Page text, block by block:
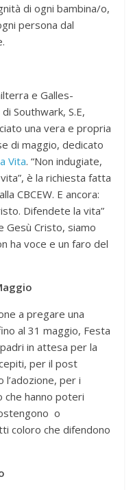
di ogni bambina/o,
persona dal
e Galles-
Southwark, S.E,
una vera e propria
di maggio, dedicato
Vita. “Non indugiate,
è la richiesta fatta
CBCEW. E ancora:
Difendete la vita”
Gesù Cristo, siamo
ha voce e un faro del
a pregare una
al 31 maggio, Festa
in attesa per la
per il post
per i
che hanno poteri
o
coloro che difendono